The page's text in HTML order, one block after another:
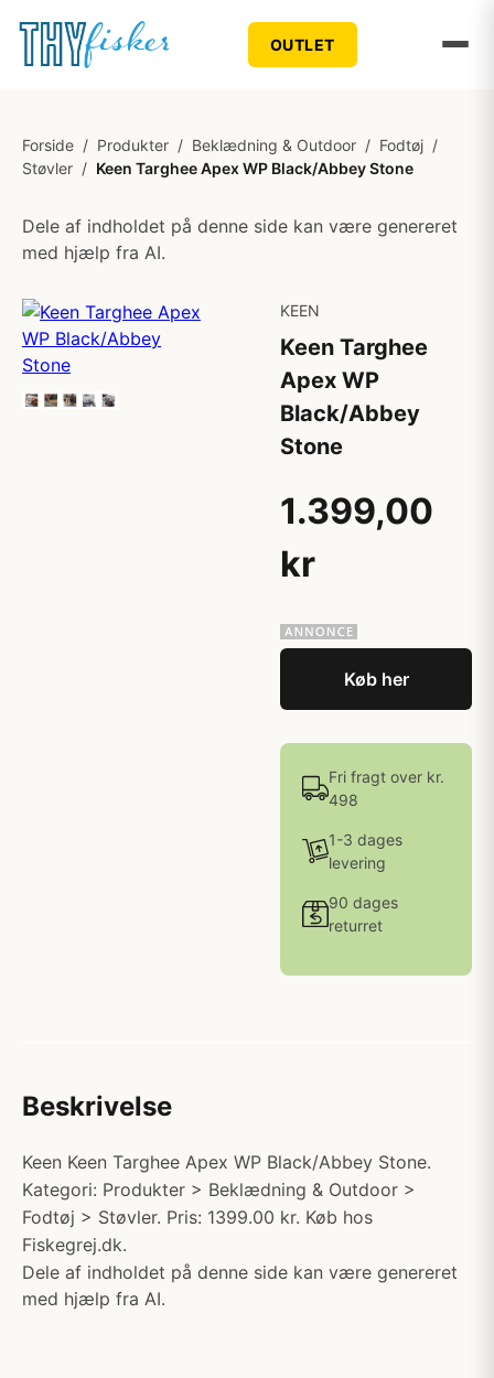
OUTLET
Forside / Produkter / Beklædning & Outdoor / Fodtøj /
Støvler / Keen Targhee Apex WP Black/Abbey Stone
Dele af indholdet på denne side kan være genereret
med hjælp fra AI.
KEEN
Keen Targhee
Apex WP
Black/Abbey
Stone
1.399,00
kr
Køb her
Fri fragt over kr.
498
1-3 dages
levering
90 dages
returret
Beskrivelse
Keen Keen Targhee Apex WP Black/Abbey Stone.
Kategori: Produkter > Beklædning & Outdoor >
Fodtøj > Støvler. Pris: 1399.00 kr. Køb hos
Fiskegrej.dk.
Dele af indholdet på denne side kan være genereret
med hjælp fra AI.